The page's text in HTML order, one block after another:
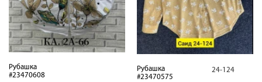
Рубашка
#23470608
Рубашка
#23470575
24-124